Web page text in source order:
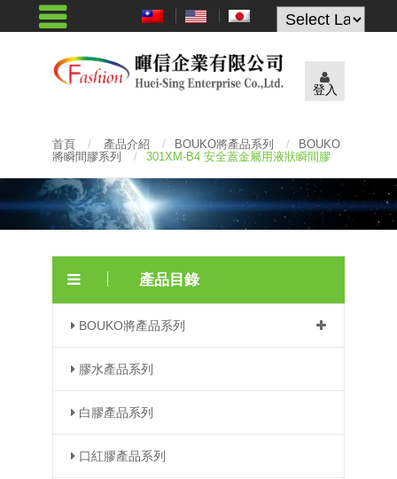
Powered by
登入
首頁 / 產品介紹 / BOUKO將產品系列 /
BOUKO
將瞬間膠系列
/ 301XM-B4 安全蓋金屬用液狀瞬間膠
產品目錄
BOUKO將產品系列
膠水產品系列
白膠產品系列
口紅膠產品系列